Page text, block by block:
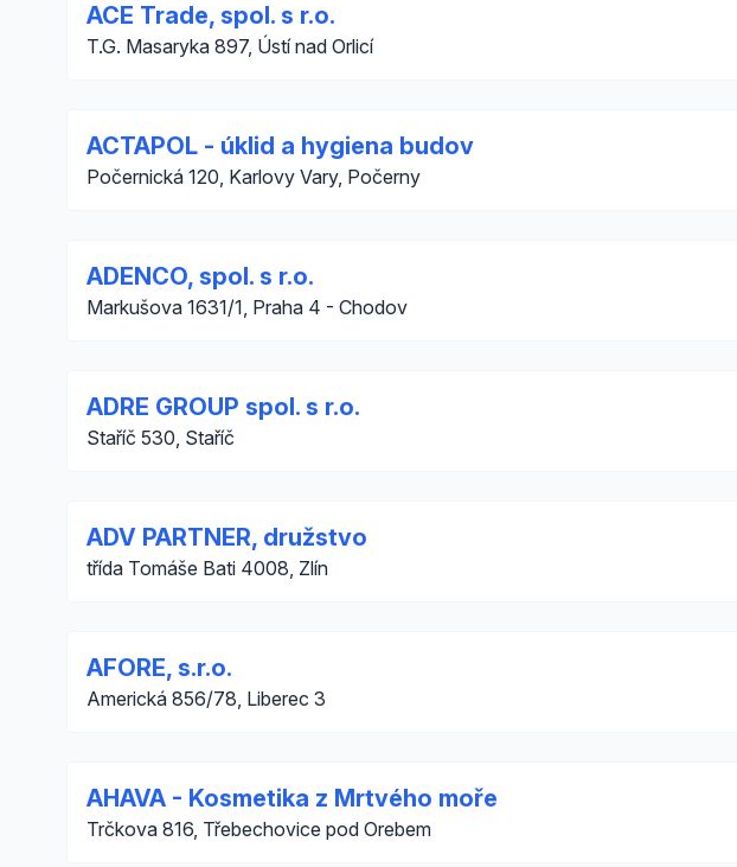
ACE Trade, spol. s r.o.
T.G. Masaryka 897, Ústí nad Orlicí
ACTAPOL - úklid a hygiena budov
Počernická 120, Karlovy Vary, Počerny
ADENCO, spol. s r.o.
Markušova 1631/1, Praha 4 - Chodov
ADRE GROUP spol. s r.o.
Staříč 530, Staříč
ADV PARTNER, družstvo
třída Tomáše Bati 4008, Zlín
AFORE, s.r.o.
Americká 856/78, Liberec 3
AHAVA - Kosmetika z Mrtvého moře
Trčkova 816, Třebechovice pod Orebem